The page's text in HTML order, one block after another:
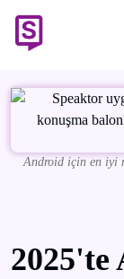
Android için en iyi